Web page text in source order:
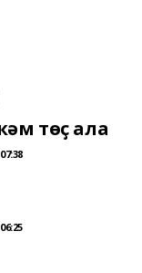
төҫ ала